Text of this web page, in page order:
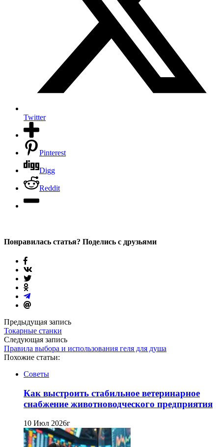
Twitter
Pinterest
Digg
Reddit
Понравилась статья? Поделись с друзьями
Предыдущая запись
Токарные станки
Следующая запись
Правила выбора и использования геля для душа
Похожие статьи:
Советы
Как выстроить стабильное ветеринарное
снабжение животноводческого предприятия
10 Июл 2026г